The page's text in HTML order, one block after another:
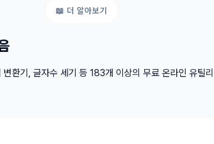
환기, 글자수 세기 등 183개 이상의 무료 온라인 유틸